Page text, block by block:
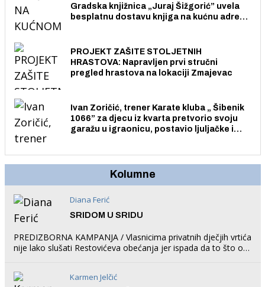
Gradska knjižnica „Juraj Šižgorić” uvela
besplatnu dostavu knjiga na kućnu adresu
PROJEKT ZAŠITE STOLJETNIH
HRASTOVA: Napravljen prvi stručni
pregled hrastova na lokaciji Zmajevac
Ivan Zoričić, trener Karate kluba „ Šibenik
1066” za djecu iz kvarta pretvorio svoju
garažu u igraonicu, postavio ljuljačke i
Kolumne
Diana Ferić
SRIDOM U SRIDU
PREDIZBORNA KAMPANJA / Vlasnicima privatnih dječjih vrtića
nije lako slušati Restovićeva obećanja jer ispada da to što oni
Karmen Jelčić